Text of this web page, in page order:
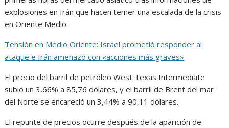
explosiones en Irán que hacen temer una escalada de la crisis
en Oriente Medio.
Tensión en Medio Oriente: Israel prometió responder al
ataque e Irán amenazó con «acciones más graves»
El precio del barril de petróleo West Texas Intermediate
subió un 3,66% a 85,76 dólares, y el barril de Brent del mar
del Norte se encareció un 3,44% a 90,11 dólares.
El repunte de precios ocurre después de la aparición de